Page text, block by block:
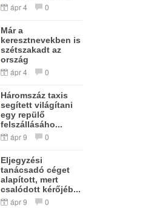
ápr 4 0
Már a
keresztnevekben is
szétszakadt az
ország
ápr 4 0
Háromszáz taxis
segített világítani
egy repülő
felszállásáho...
ápr 9 0
Eljegyzési
tanácsadó céget
alapított, mert
csalódott kérőjéb...
ápr 9 0